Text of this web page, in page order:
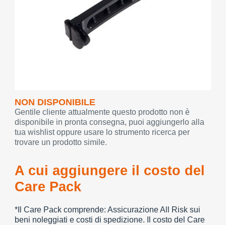
NON DISPONIBILE
Gentile cliente attualmente questo prodotto non è
disponibile in pronta consegna, puoi aggiungerlo alla
tua wishlist oppure usare lo strumento ricerca per
trovare un prodotto simile.
A cui aggiungere il costo del
Care Pack
*Il Care Pack comprende: Assicurazione All Risk sui
beni noleggiati e costi di spedizione. Il costo del Care